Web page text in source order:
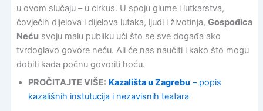
u ovom slučaju – u cirkus. U spoju glume i lutkarstva,
čovječih dijelova i dijelova lutaka, ljudi i životinja, Gospođica
Neću svoju malu publiku uči što se sve događa ako
tvrdoglavo govore neću. Ali će nas naučiti i kako što mogu
dobiti kada počnu govoriti hoću.
PROČITAJTE VIŠE: Kazališta u Zagrebu– popis
kazališnih instutucija i nezavisnih teatara